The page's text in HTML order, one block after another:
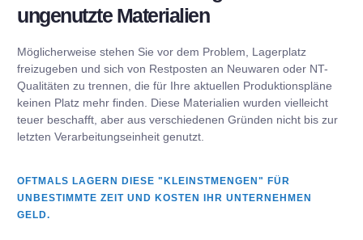
ungenutzte Materialien
Möglicherweise stehen Sie vor dem Problem, Lagerplatz
freizugeben und sich von Restposten an Neuwaren oder NT-
Qualitäten zu trennen, die für Ihre aktuellen Produktionspläne
keinen Platz mehr finden. Diese Materialien wurden vielleicht
teuer beschafft, aber aus verschiedenen Gründen nicht bis zur
letzten Verarbeitungseinheit genutzt.
OFTMALS LAGERN DIESE "KLEINSTMENGEN" FÜR
UNBESTIMMTE ZEIT UND KOSTEN IHR UNTERNEHMEN
GELD.